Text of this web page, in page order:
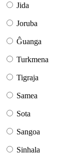
Jida
Joruba
Ĝuanga
Turkmena
Tigraja
Samea
Sota
Sangoa
Sinhala